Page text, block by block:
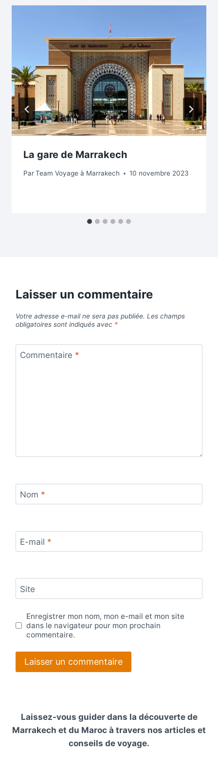
La gare de Marrakech
ParTeam Voyage à Marrakech 10 novembre 2023
Laisser un commentaire
Votre adresse e-mail ne sera pas publiée. Les champs
obligatoires sont indiqués avec *
Commentaire *
Nom *
E-mail *
Site
Enregistrer mon nom, mon e-mail et mon site
dans le navigateur pour mon prochain
commentaire.
Laissez-vous guider dans la découverte de
Marrakech et du Maroc à travers nos articles et
conseils de voyage.